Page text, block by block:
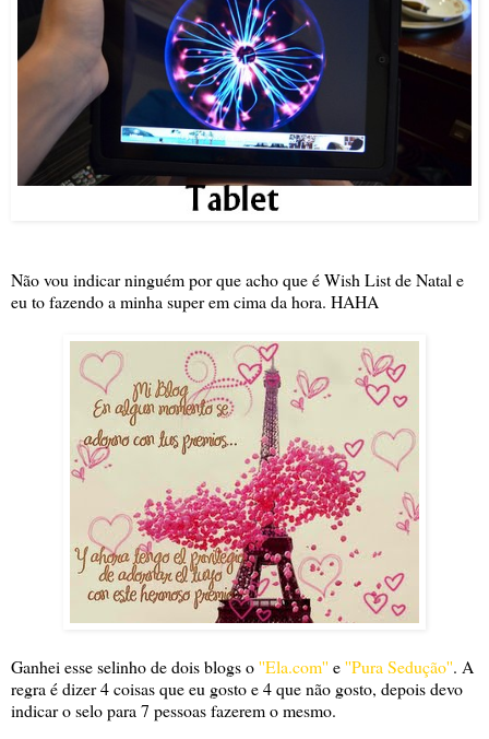
Não vou indicar ninguém por que acho que é Wish List de Natal e
eu to fazendo a minha super em cima da hora. HAHA
Ganhei esse selinho de dois blogs o''Ela.com'' e''Pura Sedução''. A
regra é dizer 4 coisas que eu gosto e 4 que não gosto, depois devo
indicar o selo para 7 pessoas fazerem o mesmo.